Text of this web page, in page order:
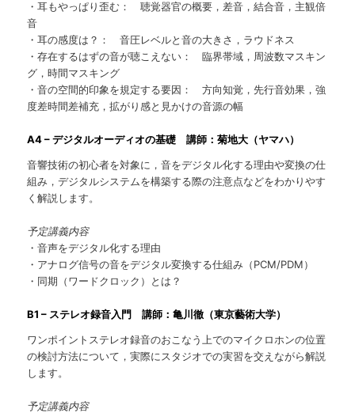
・耳もやっぱり歪む： 聴覚器官の概要，差音，結合音，主観倍
音
・耳の感度は？： 音圧レベルと音の大きさ，ラウドネス
・存在するはずの音が聴こえない： 臨界帯域，周波数マスキン
グ，時間マスキング
・音の空間的印象を規定する要因： 方向知覚，先行音効果，強
度差時間差補充，拡がり感と見かけの音源の幅
A4 – デジタルオーディオの基礎 講師：菊地大（ヤマハ）
音響技術の初心者を対象に，音をデジタル化する理由や変換の仕
組み，デジタルシステムを構築する際の注意点などをわかりやす
く解説します。
予定講義内容
・音声をデジタル化する理由
・アナログ信号の音をデジタル変換する仕組み（PCM/PDM）
・同期（ワードクロック）とは？
B1 – ステレオ録音入門 講師：亀川徹（東京藝術大学）
ワンポイントステレオ録音のおこなう上でのマイクロホンの位置
の検討方法について，実際にスタジオでの実習を交えながら解説
します。
予定講義内容